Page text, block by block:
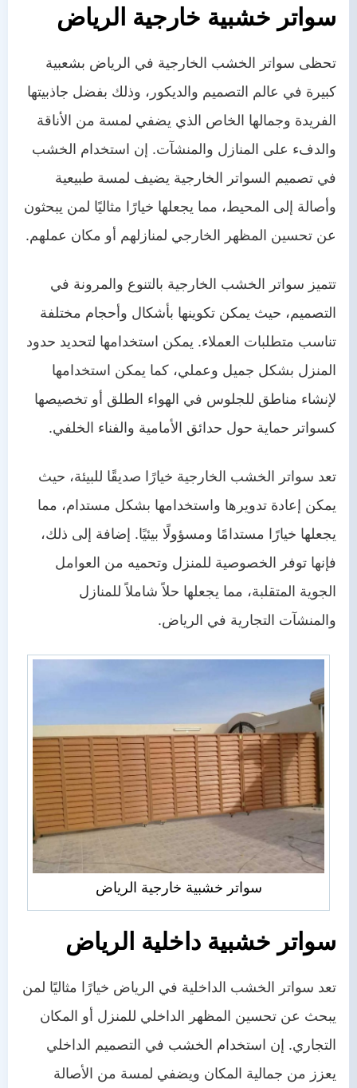
سواتر خشبية خارجية الرياض
تحظى سواتر الخشب الخارجية في الرياض بشعبية
كبيرة في عالم التصميم والديكور، وذلك بفضل جاذبيتها
الفريدة وجمالها الخاص الذي يضفي لمسة من الأناقة
والدفء على المنازل والمنشآت. إن استخدام الخشب
في تصميم السواتر الخارجية يضيف لمسة طبيعية
وأصالة إلى المحيط، مما يجعلها خيارًا مثاليًا لمن يبحثون
عن تحسين المظهر الخارجي لمنازلهم أو مكان عملهم.
تتميز سواتر الخشب الخارجية بالتنوع والمرونة في
التصميم، حيث يمكن تكوينها بأشكال وأحجام مختلفة
تناسب متطلبات العملاء. يمكن استخدامها لتحديد حدود
المنزل بشكل جميل وعملي، كما يمكن استخدامها
لإنشاء مناطق للجلوس في الهواء الطلق أو تخصيصها
كسواتر حماية حول حدائق الأمامية والفناء الخلفي.
تعد سواتر الخشب الخارجية خيارًا صديقًا للبيئة، حيث
يمكن إعادة تدويرها واستخدامها بشكل مستدام، مما
يجعلها خيارًا مستدامًا ومسؤولًا بيئيًا. إضافة إلى ذلك،
فإنها توفر الخصوصية للمنزل وتحميه من العوامل
الجوية المتقلبة، مما يجعلها حلاً شاملاً للمنازل
والمنشآت التجارية في الرياض.
سواتر خشبية خارجية الرياض
سواتر خشبية داخلية الرياض
تعد سواتر الخشب الداخلية في الرياض خيارًا مثاليًا لمن
يبحث عن تحسين المظهر الداخلي للمنزل أو المكان
التجاري. إن استخدام الخشب في التصميم الداخلي
يعزز من جمالية المكان ويضفي لمسة من الأصالة